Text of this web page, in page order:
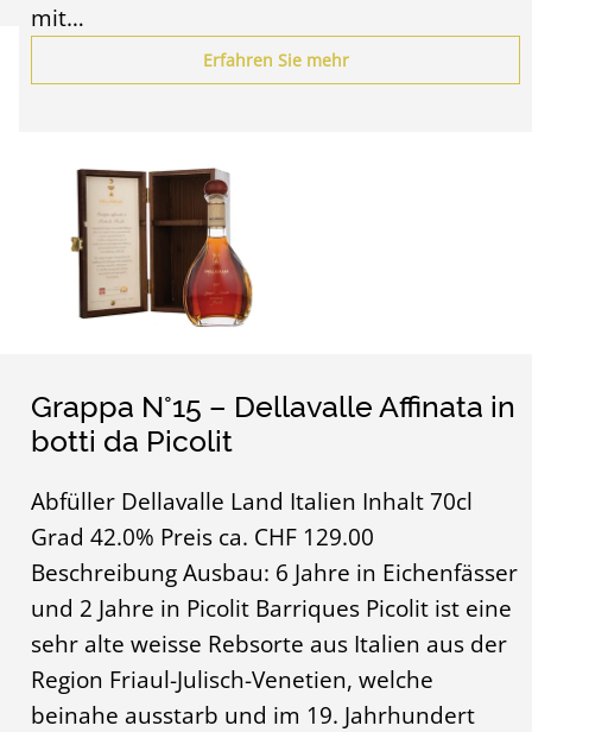
mit…
Erfahren Sie mehr
Grappa N°15 – Dellavalle Affinata in
botti da Picolit
Abfüller Dellavalle Land Italien Inhalt 70cl
Grad 42.0% Preis ca. CHF 129.00
Beschreibung Ausbau: 6 Jahre in Eichenfässer
und 2 Jahre in Picolit Barriques Picolit ist eine
sehr alte weisse Rebsorte aus Italien aus der
Region Friaul-Julisch-Venetien, welche
beinahe ausstarb und im 19. Jahrhundert